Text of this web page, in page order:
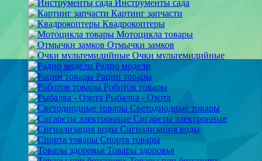
Инструменты сада
Картинг запчасти
Квадрокоптеры
Мотоцикла товары
Отмычки замков
Очки мультемидийные
Радио модели
Рации товары
Роботов товары
Рыбалка - Охота
Светодиодные товары
Сигареты электронные
Сигнализация воды
Спорта товары
Товары здоровья